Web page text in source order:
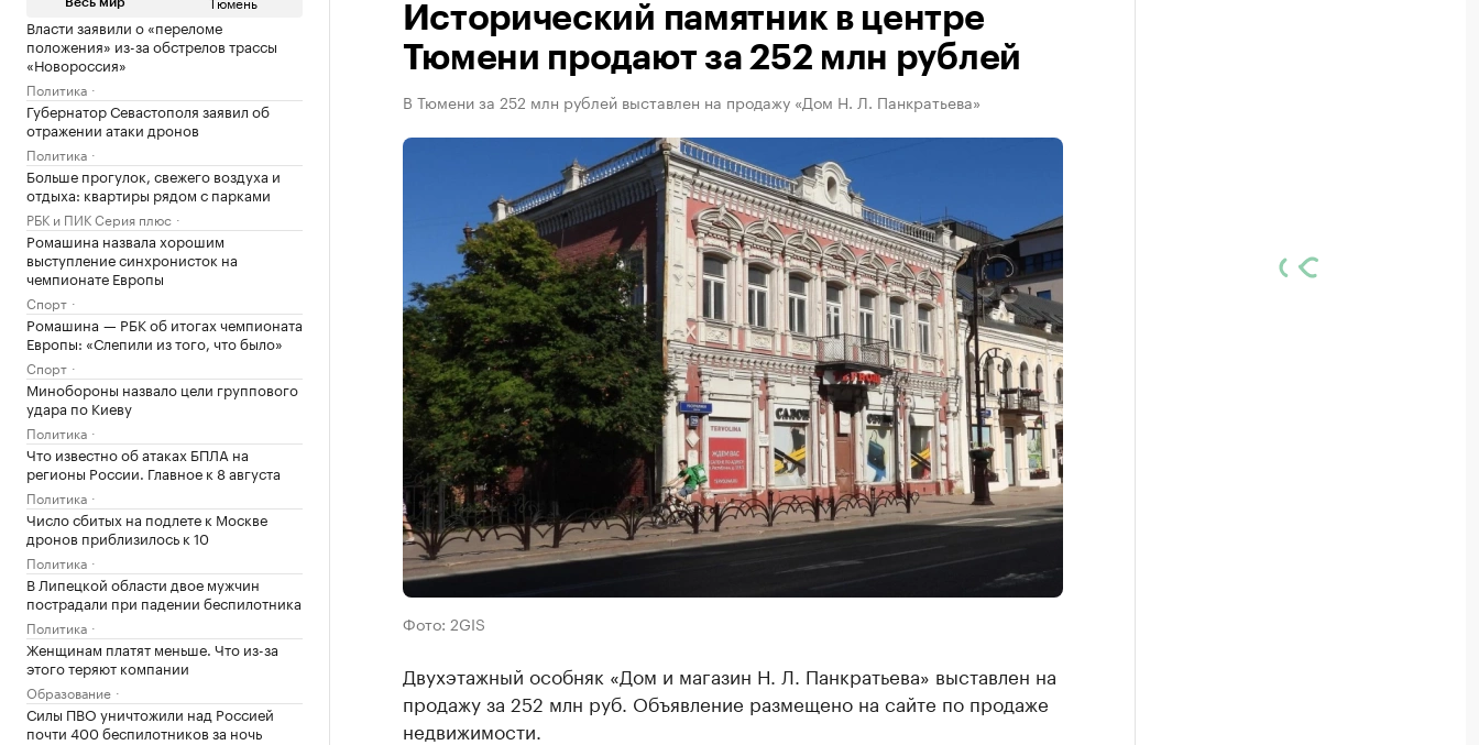
Власти заявили о «переломе
положения» из-за обстрелов трассы
«Новороссия»
Политика
Губернатор Севастополя заявил об
отражении атаки дронов
Политика
Больше прогулок, свежего воздуха и
отдыха: квартиры рядом с парками
РБК и ПИК Серия плюс
Ромашина назвала хорошим
выступление синхронисток на
чемпионате Европы
Спорт
Ромашина — РБК об итогах чемпионата
Европы: «Слепили из того, что было»
Спорт
Минобороны назвало цели группового
удара по Киеву
Политика
Что известно об атаках БПЛА на
регионы России. Главное к 8 августа
Политика
Число сбитых на подлете к Москве
дронов приблизилось к 10
Политика
В Липецкой области двое мужчин
пострадали при падении беспилотника
Политика
Женщинам платят меньше. Что из-за
этого теряют компании
Образование
Силы ПВО уничтожили над Россией
почти 400 беспилотников за ночь
Исторический памятник в центре
Тюмени продают за 252 млн рублей
В Тюмени за 252 млн рублей выставлен на продажу «Дом Н. Л. Панкратьева»
Фото: 2GIS
Двухэтажный особняк «Дом и магазин Н. Л. Панкратьева» выставлен на
продажу за 252 млн руб. Объявление размещено на сайте по продаже
недвижимости.